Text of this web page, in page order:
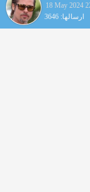
18 May 2024
ارسالها: 3646